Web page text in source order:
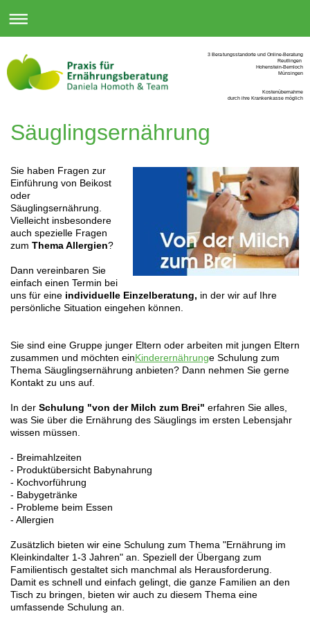
3 Beratungsstandorte und Online-Beratung
Reutlingen
Hohenstein-Bernloch
Münsingen
Kostenübernahme
durch ihre Krankenkasse möglich
Säuglingsernährung
Sie haben Fragen zur
Einführung von Beikost
oder
Säuglingsernährung.
Vielleicht insbesondere
auch spezielle Fragen
zum Thema Allergien?
Dann vereinbaren Sie
einfach einen Termin bei
uns für eine individuelle Einzelberatung, in der wir auf Ihre
persönliche Situation eingehen können.
Sie sind eine Gruppe junger Eltern oder arbeiten mit jungen Eltern
zusammen und möchten einKinderernährunge Schulung zum
Thema Säuglingsernährung anbieten? Dann nehmen Sie gerne
Kontakt zu uns auf.
In der Schulung "von der Milch zum Brei" erfahren Sie alles,
was Sie über die Ernährung des Säuglings im ersten Lebensjahr
wissen müssen.
- Breimahlzeiten
- Produktübersicht Babynahrung
- Kochvorführung
- Babygetränke
- Probleme beim Essen
- Allergien
Zusätzlich bieten wir eine Schulung zum Thema "Ernährung im
Kleinkindalter 1-3 Jahren" an. Speziell der Übergang zum
Familientisch gestaltet sich manchmal als Herausforderung.
Damit es schnell und einfach gelingt, die ganze Familien an den
Tisch zu bringen, bieten wir auch zu diesem Thema eine
umfassende Schulung an.